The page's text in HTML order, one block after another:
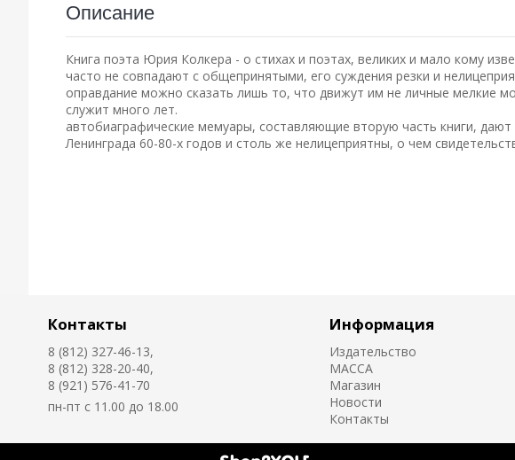
Описание
Книга поэта Юрия Колкера - о стихах и поэтах, великих и мало кому
часто не совпадают с общепринятыми, его суждения резки и
оправдание можно сказать лишь то, что движут им не личные мелкие
служит много лет.
автобиаграфические мемуары, составляющие вторую часть книги,
Ленинграда 60-80-х годов и столь же нелицеприятны, о чем
Контакты
8 (812) 327-46-13,
8 (812) 328-20-40,
8 (921) 576-41-70
пн-пт с 11.00 до 18.00
Информация
Издательство
MACCA
Магазин
Новости
Контакты